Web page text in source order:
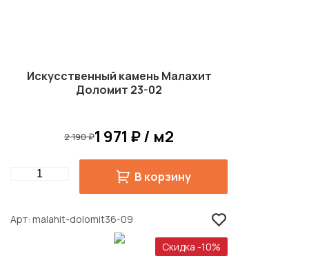
Искусственный камень Малахит
Доломит 23-02
2 190 ₽1 971 ₽ / м2
Quantity В корзину
Арт malahit-dolomit36-09
Скидка -10%